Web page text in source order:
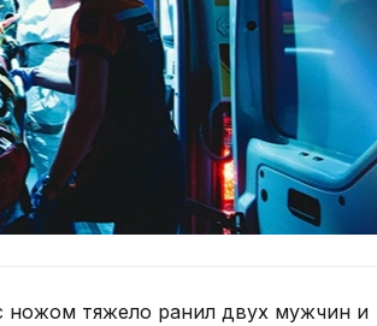
ножом тяжело ранил двух мужчин и